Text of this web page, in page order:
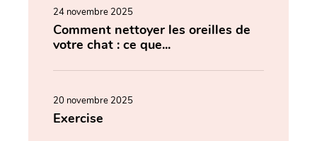
24 novembre 2025
Comment nettoyer les oreilles de
votre chat : ce que...
20 novembre 2025
Exercise